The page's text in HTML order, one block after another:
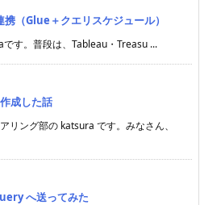
（Glue＋クエリスケジュール）
す。普段は、Tableau・Treasu ...
成した話
リング部の katsura です。みなさん、
へ送ってみた